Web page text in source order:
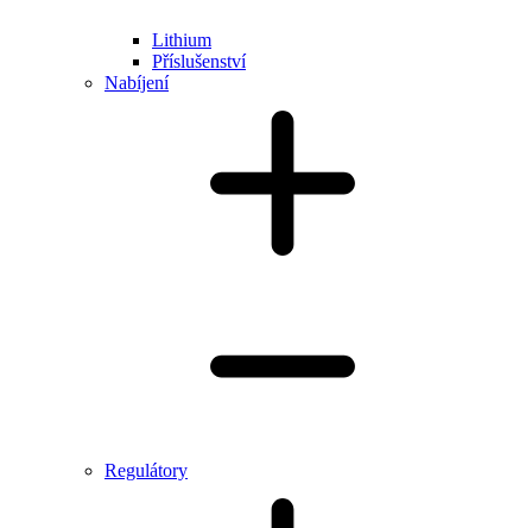
Lithium
Příslušenství
Nabíjení
Regulátory